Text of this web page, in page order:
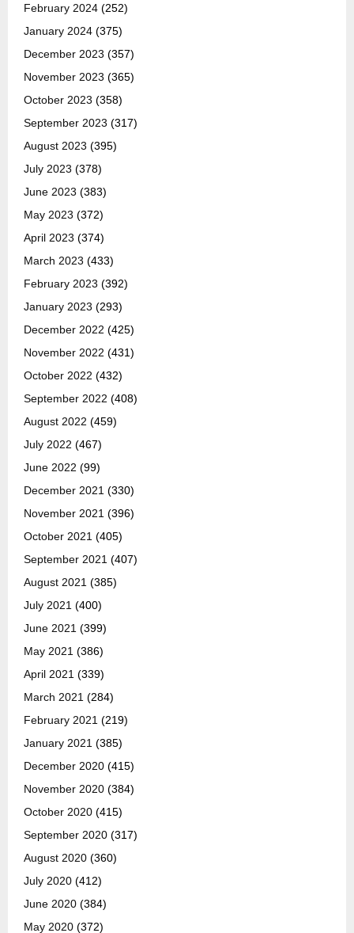
February 2024 (252)
January 2024 (375)
December 2023 (357)
November 2023 (365)
October 2023 (358)
September 2023 (317)
August 2023 (395)
July 2023 (378)
June 2023 (383)
May 2023 (372)
April 2023 (374)
March 2023 (433)
February 2023 (392)
January 2023 (293)
December 2022 (425)
November 2022 (431)
October 2022 (432)
September 2022 (408)
August 2022 (459)
July 2022 (467)
June 2022 (99)
December 2021 (330)
November 2021 (396)
October 2021 (405)
September 2021 (407)
August 2021 (385)
July 2021 (400)
June 2021 (399)
May 2021 (386)
April 2021 (339)
March 2021 (284)
February 2021 (219)
January 2021 (385)
December 2020 (415)
November 2020 (384)
October 2020 (415)
September 2020 (317)
August 2020 (360)
July 2020 (412)
June 2020 (384)
May 2020 (372)